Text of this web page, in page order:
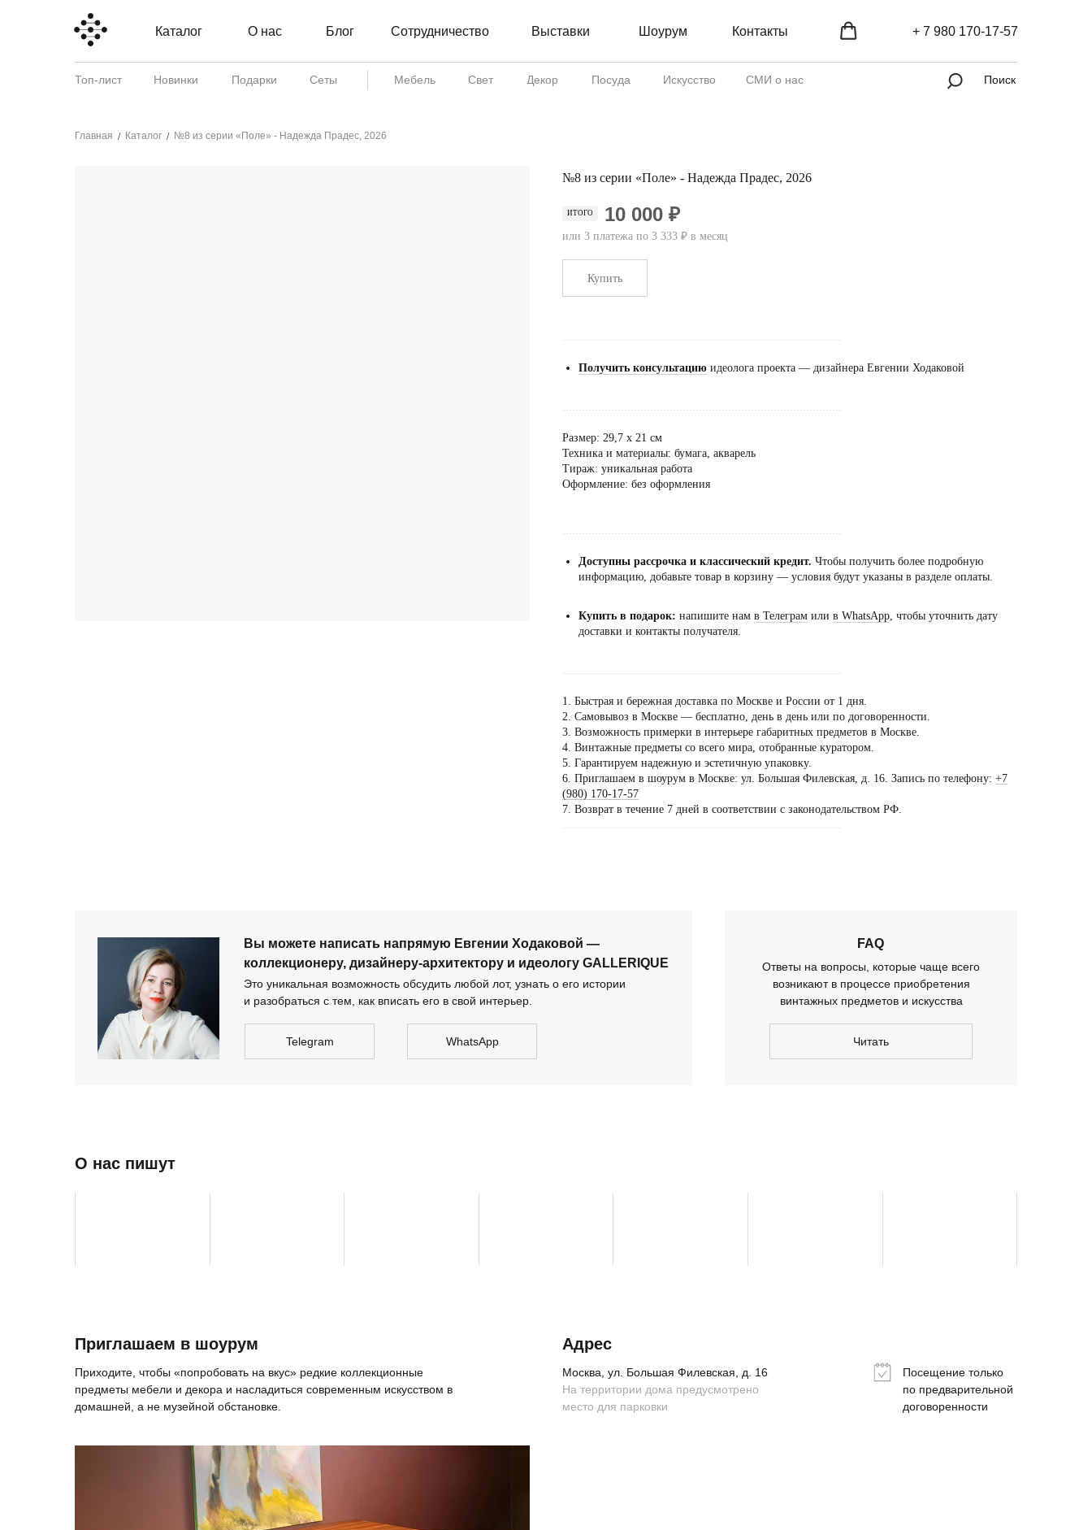
Каталог О нас Блог Выставки
Сотрудничество Шоурум Контакты
Новинки Подарки
Топ-лист Искусство СМИ о нас
Посуда
Декор
Свет
Мебель
Сеты Поиск
+ 7 980 170-17-57
Главная / Каталог / №8 из серии «Поле» - Надежда Прадес, 2026
№8 из серии «Поле» - Надежда Прадес, 2026
ИТОГО 10 000 ₽
или 3 платежа по 3 333 ₽ в месяц
Купить
......................................................................................
Получить консультацию идеолога проекта — дизайнера Евгении Ходаковой
......................................................................................
Размер: 29,7 х 21 см
Техника и материалы: бумага, акварель
Тираж: уникальная работа
Оформление: без оформления
......................................................................................
Доступны рассрочка и классический кредит. Чтобы получить более подробную
информацию, добавьте товар в корзину — условия будут указаны в разделе оплаты.
Купить в подарок: напишите нам в Телеграм или в WhatsApp, чтобы уточнить дату
доставки и контакты получателя.
......................................................................................
1. Быстрая и бережная доставка по Москве и России от 1 дня.
2. Самовывоз в Москве — бесплатно, день в день или по договоренности.
3. Возможность примерки в интерьере габаритных предметов в Москве.
4. Винтажные предметы со всего мира, отобранные куратором.
5. Гарантируем надежную и эстетичную упаковку.
6. Приглашаем в шоурум в Москве: ул. Большая Филевская, д. 16. Запись по телефону: +7
(980) 170-17-57
7. Возврат в течение 7 дней в соответствии с законодательством РФ.
......................................................................................
Telegram WhatsApp
Это уникальная возможность обсудить любой лот, узнать о его истории
и разобраться с тем, как вписать его в свой интерьер.
FAQ
Ответы на вопросы, которые чаще всего
возникают в процессе приобретения
винтажных предметов и искусства
Вы можете написать напрямую Евгении Ходаковой —
коллекционеру, дизайнеру-архитектору и идеологу GALLERIQUE
Посещение только
по предварительной
договоренности
Посещение шоурума
по предварительной
договоренности
Москва, ул. Большая Филевская, д. 16
Адрес
Приглашаем в шоурум
Читать
На территории дома предусмотрено
место для парковки
О нас пишут
Приходите, чтобы «попробовать на вкус» редкие коллекционные
предметы мебели и декора и насладиться современным искусством в
домашней, а не музейной обстановке.